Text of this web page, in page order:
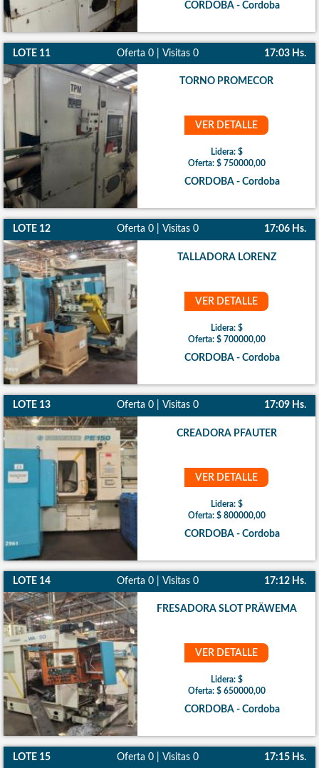
CORDOBA - Cordoba
LOTE 11 Oferta 0 | Visitas 0 17:03 Hs.
TORNO PROMECOR
VER DETALLE
Lidera: $
Oferta: $ 750000,00
CORDOBA - Cordoba
LOTE 12 Oferta 0 | Visitas 0 17:06 Hs.
TALLADORA LORENZ
VER DETALLE
Lidera: $
Oferta: $ 700000,00
CORDOBA - Cordoba
LOTE 13 Oferta 0 | Visitas 0 17:09 Hs.
CREADORA PFAUTER
VER DETALLE
Lidera: $
Oferta: $ 800000,00
CORDOBA - Cordoba
LOTE 14 Oferta 0 | Visitas 0 17:12 Hs.
FRESADORA SLOT PRÄWEMA
VER DETALLE
Lidera: $
Oferta: $ 650000,00
CORDOBA - Cordoba
LOTE 15 Oferta 0 | Visitas 0 17:15 Hs.